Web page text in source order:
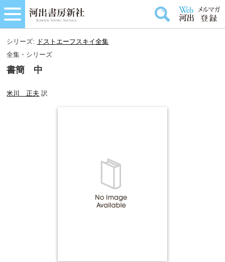
シリーズ: ドストエーフスキイ全集
全集・シリーズ
書簡 中
米川 正夫 訳